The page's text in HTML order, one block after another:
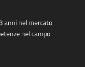
anni nel mercato
nel campo